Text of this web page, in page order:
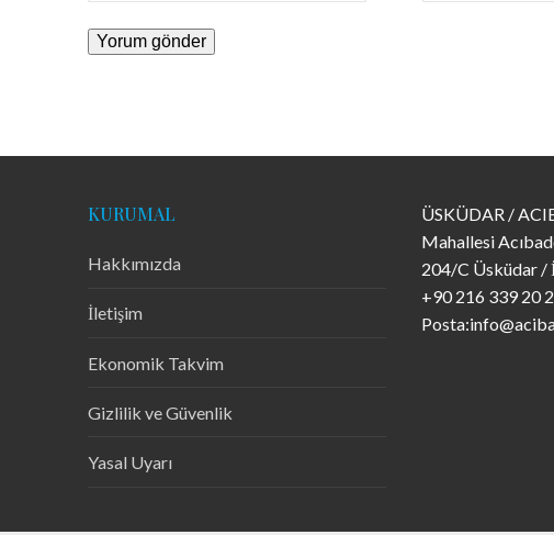
KURUMAL
Hakkımızda
İletişim
Ekonomik Takvim
Gizlilik ve Güvenlik
Yasal Uyarı
ÜSKÜDAR /
Mahallesi
204/C Üsküdar /
+90 216 339 20